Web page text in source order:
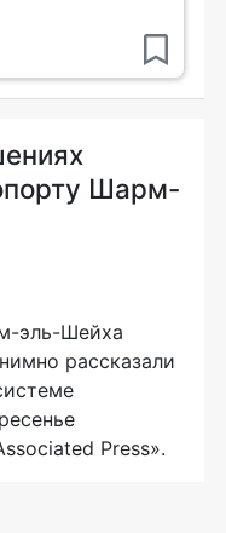
Шарм-
эль-Шейха
рассказали
Press».